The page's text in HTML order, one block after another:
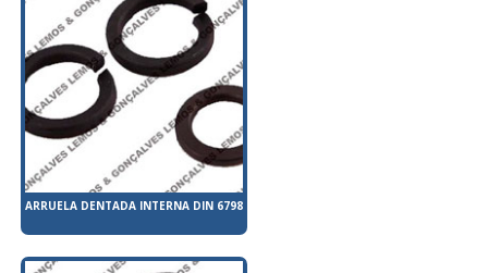
ARRUELA DENTADA INTERNA DIN 6798